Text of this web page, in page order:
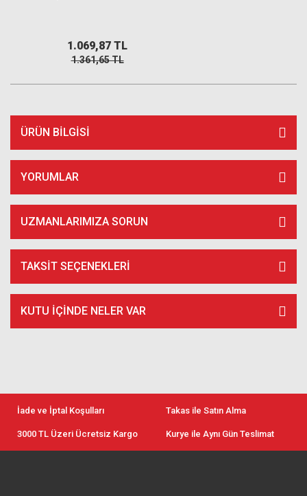
1.069,87 TL
1.361,65 TL
ÜRÜN BILGISI
YORUMLAR
UZMANLARIMIZA SORUN
TAKSIT SEÇENEKLERI
KUTU İÇİNDE NELER VAR
İade ve İptal Koşulları Takas ile Satın Alma
3000 TL Üzeri Ücretsiz Kargo Kurye ile Aynı Gün Teslimat